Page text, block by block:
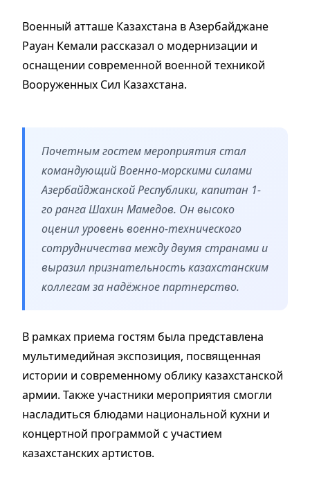
Военный атташе Казахстана в Азербайджане
Рауан Кемали рассказал о модернизации и
оснащении современной военной техникой
Вооруженных Сил Казахстана.
Почетным гостем мероприятия стал
командующий Военно-морскими силами
Азербайджанской Республики, капитан 1-
го ранга Шахин Мамедов. Он высоко
оценил уровень военно-технического
сотрудничества между двумя странами и
выразил признательность казахстанским
коллегам за надёжное партнерство.
В рамках приема гостям была представлена
мультимедийная экспозиция, посвященная
истории и современному облику казахстанской
армии. Также участники мероприятия смогли
насладиться блюдами национальной кухни и
концертной программой с участием
казахстанских артистов.